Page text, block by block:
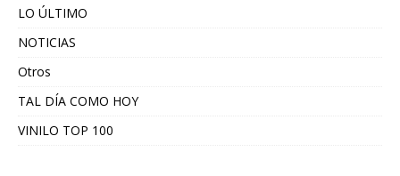
LO ÚLTIMO
NOTICIAS
Otros
TAL DÍA COMO HOY
VINILO TOP 100